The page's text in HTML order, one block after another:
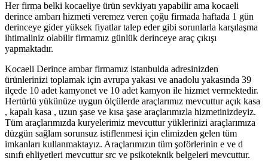
Her firma belki kocaeliye ürün sevkiyatı yapabilir ama kocaeli
derince ambarı hizmeti veremez veren çoğu firmada haftada 1 gün
derinceye gider yüksek fiyatlar talep eder gibi sorunlarla karşılaşma
ihtimaliniz olabilir firmamız günlük derinceye araç çıkışı
yapmaktadır.
Kocaeli Derince ambar firmamız istanbulda adresinizden
ürünlerinizi toplamak için avrupa yakası ve anadolu yakasında 39
ilçede 10 adet kamyonet ve 10 adet kamyon ile hizmet vermektedir.
Hertürlü yükünüze uygun ölçülerde araçlarımız mevcuttur açık kasa
, kapalı kasa , uzun şase ve kısa şase araçlarımızla hizmetinizdeyiz.
Tüm araçlarımızda kuryelerimiz mevcuttur yüklerinizi araçlarımıza
düzgün sağlam sorunsuz istiflenmesi için elimizden gelen tüm
imkanları kullanmaktayız. Araçlarımızın tüm şoförlerinin e ve d
sınıfı ehliyetleri mevcuttur src ve psikoteknik belgeleri mevcuttur.